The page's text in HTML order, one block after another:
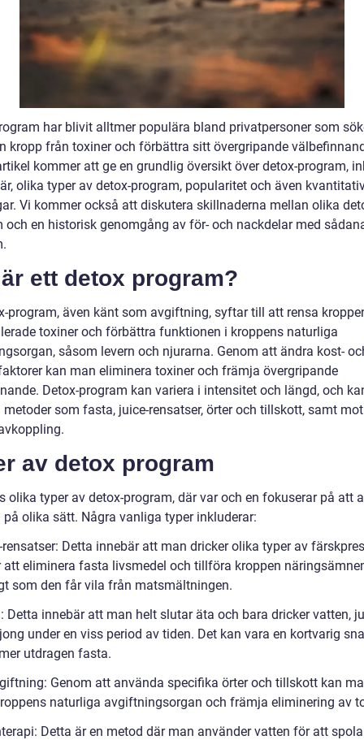
har blivit alltmer populära bland privatpersoner som
kropp från toxiner och förbättra sitt övergripande
kommer att ge en grundlig översikt över detox-program,
olika typer av detox-program, popularitet och även
Vi kommer också att diskutera skillnaderna mellan olika
och en historisk genomgång av för- och nackdelar med
ett detox program?
program, även känt som avgiftning, syftar till att rensa
toxiner och förbättra funktionen i kroppens naturliga
såsom levern och njurarna. Genom att ändra kost-
kan man eliminera toxiner och främja övergripande
Detox-program kan variera i intensitet och längd, och
som fasta, juice-rensatser, örter och tillskott, samt
av detox program
olika typer av detox-program, där var och en fokuserar på att
på olika sätt. Några vanliga typer inkluderar:
Detta innebär att man dricker olika typer av
att eliminera fasta livsmedel och tillföra kroppen
som den får vila från matsmältningen.
Detta innebär att man helt slutar äta och bara dricker vatten,
under en viss period av tiden. Det kan vara en kortvarig
utdragen fasta.
Genom att använda specifika örter och tillskott kan
naturliga avgiftningsorgan och främja eliminering av
Detta är en metod där man använder vatten för att